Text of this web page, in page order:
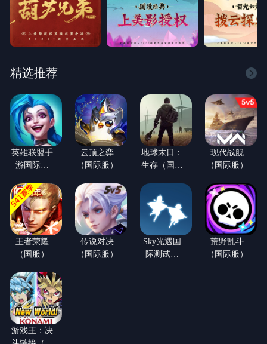
精选推荐
英雄联盟手
游国际服
游）
云顶之弈
（国际服）
地球末日：
生存（国际
现代战舰
（国际服）
王者荣耀
（国服）
传说对决
（国际服）
Sky光遇国
际测试服
荒野乱斗
（国际服）
游戏王：决